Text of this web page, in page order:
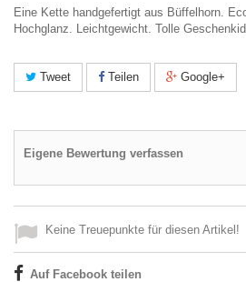
Eine Kette handgefertigt aus Büffelhorn.
Hochglanz. Leichtgewicht. Tolle
Tweet Teilen Google+
Eigene Bewertung verfassen
Keine Treuepunkte für diesen Artikel!
Auf Facebook teilen